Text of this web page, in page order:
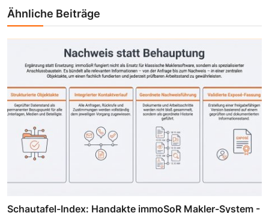
Ähnliche Beiträge
Schautafel-Index: Handakte immoSoR Makler-System -